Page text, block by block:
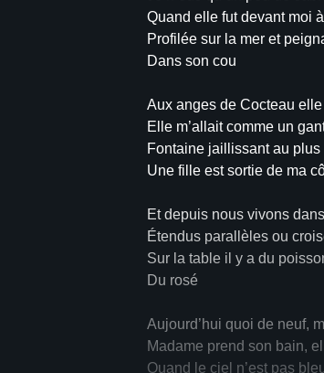
Quand elle fut devant moi
Profilée sur la mer et
Dans son cou
Aux anges de Cocteau
Elle m’allait comme un
Fontaine jaillissant au plus
Une fille est sortie de ma
Et depuis nous vivons
Étendus parallèles ou
Sur la table il y a du
Du rosé
Aujourd’hui quoi de neuf,
Madame prend son bain,
Quand le ciel n’est pas